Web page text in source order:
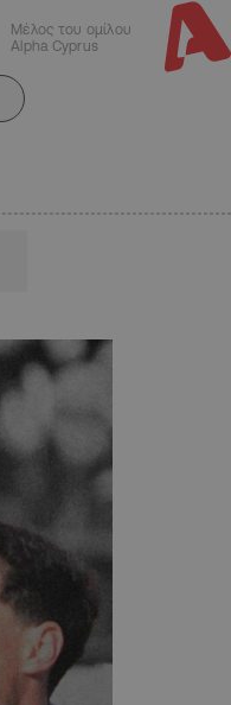
Μέλος του ομίλου
Alpha Cyprus